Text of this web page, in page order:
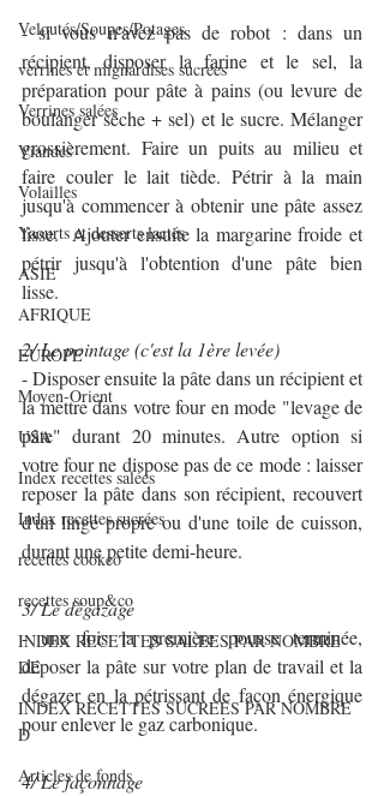
Veloutés/Soupes/Potages
verrines et mignardises sucrées
Verrines salées
Viandes
Volailles
Yaourts et desserts lactés
ASIE
AFRIQUE
EUROPE
Moyen-Orient
USA
Index recettes salées
Index recettes sucrées
recettes cookeo
recettes soup&co
INDEX RECETTES SALEES PAR NOMBRE
DE
INDEX RECETTES SUCREES PAR NOMBRE
D
Articles de fonds
- si vous n'avez pas de robot : dans un
récipient, disposer la farine et le sel, la
préparation pour pâte à pains (ou levure de
boulanger sèche + sel) et le sucre. Mélanger
grossièrement. Faire un puits au milieu et
faire couler le lait tiède. Pétrir à la main
jusqu'à commencer à obtenir une pâte assez
lisse.  Ajouter ensuite la margarine froide et
pétrir jusqu'à l'obtention d'une pâte bien
lisse.
2/ Le pointage (c'est la 1ère levée)
- Disposer ensuite la pâte dans un récipient et
la mettre dans votre four en mode "levage de
pâte" durant 20 minutes. Autre option si
votre four ne dispose pas de ce mode : laisser
reposer la pâte dans son récipient, recouvert
d'un linge propre ou d'une toile de cuisson,
durant une petite demi-heure.
3/ Le dégazage
- une fois la première pousse terminée,
déposer la pâte sur votre plan de travail et la
dégazer en la pétrissant de façon énergique
pour enlever le gaz carbonique.
4/ Le façonnage